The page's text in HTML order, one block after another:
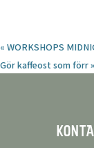
« WORKSHOPS
Gör kaffeost som förr»